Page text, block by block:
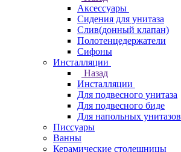
Аксессуары
Сидения для унитаза
Слив(донный клапан)
Полотенцедержатели
Сифоны
Инсталляции
Назад
Инсталляции
Для подвесного унитаза
Для подвесного биде
Для напольных унитазов
Писсуары
Ванны
Керамические столешницы